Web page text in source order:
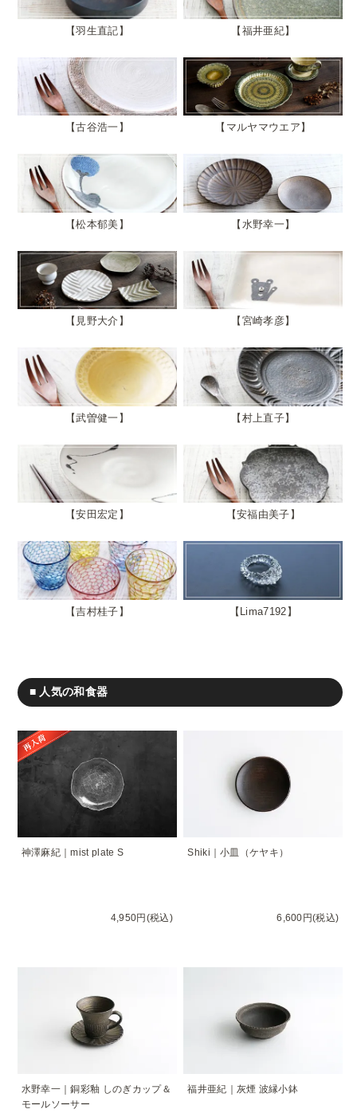
羽生直記 福井亜紀
古谷浩一 マルヤマウエア
松本郁美 水野幸一
見野大介 宮崎孝彦
武曽健一 村上直子
安田宏定 安福由美子
吉村桂子 Lima7192
■ 人気の和食器
神澤麻紀｜mist plate S
4,950円(税込)
Shiki｜小皿（ケヤキ）
6,600円(税込)
水野幸一｜銅彩釉 しのぎカップ＆
モールソーサー
福井亜紀｜灰煙 波縁小鉢